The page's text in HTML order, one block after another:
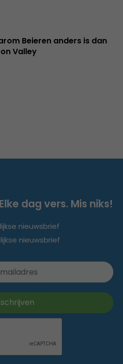
Beieren anders is dan
Valley
dag vers. Mis niks!
nieuwsbrief
nieuwsbrief